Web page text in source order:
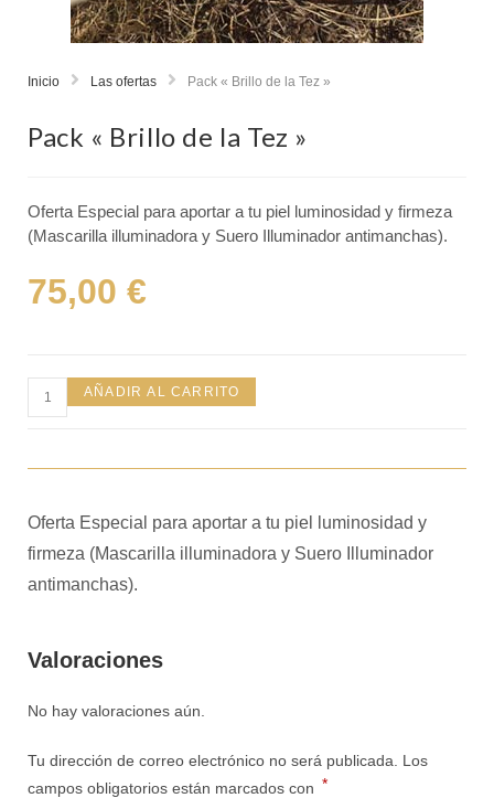
Inicio Las ofertas Pack « Brillo de la Tez »
Pack « Brillo de la Tez »
Oferta Especial para aportar a tu piel luminosidad y firmeza
(Mascarilla illuminadora y Suero Illuminador antimanchas).
75,00 €
AÑADIR AL CARRITO
Oferta Especial para aportar a tu piel luminosidad y
firmeza (Mascarilla illuminadora y Suero Illuminador
antimanchas).
Valoraciones
No hay valoraciones aún.
Tu dirección de correo electrónico no será publicada.
Los
campos obligatorios están marcados con *